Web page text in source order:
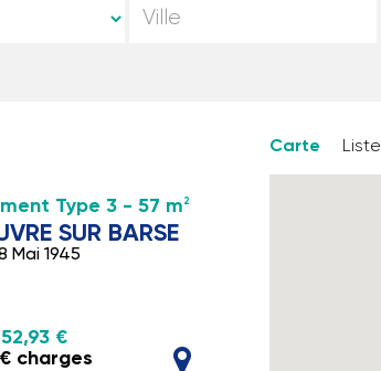
Carte Liste
Type 3 - 57 m 2
SUR BARSE
Mai 1945
€
charges